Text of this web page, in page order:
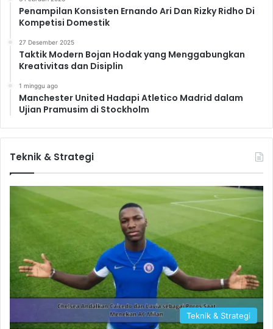
Penampilan Konsisten Ernando Ari Dan Rizky Ridho Di
Kompetisi Domestik
27 Desember 2025
Taktik Modern Bojan Hodak yang Menggabungkan
Kreativitas dan Disiplin
1 minggu ago
Manchester United Hadapi Atletico Madrid dalam
Ujian Pramusim di Stockholm
Teknik & Strategi
Teknik & Strategi